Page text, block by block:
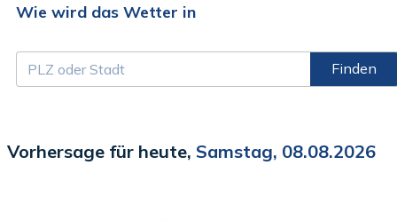
Wie wird das Wetter in
Finden
Vorhersage für heute, Samstag, 08.08.2026